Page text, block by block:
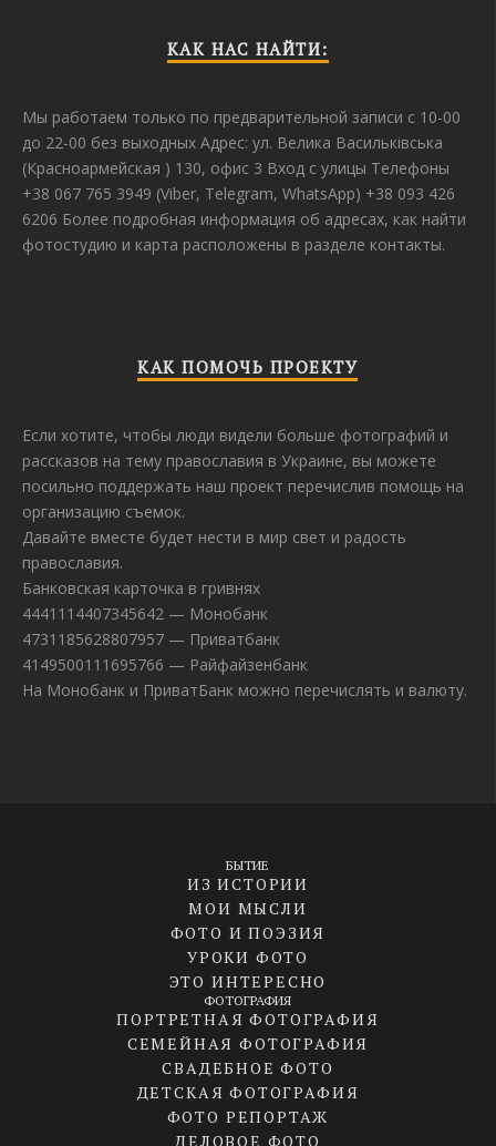
КАК НАС НАЙТИ:
Мы работаем только по предварительной записи с 10-00
до 22-00 без выходных Адрес: ул. Велика Васильківська
(Красноармейская ) 130, офис 3 Вход с улицы Телефоны
+38 067 765 3949 (Viber, Telegram, WhatsApp) +38 093 426
6206 Более подробная информация об адресах, как найти
фотостудию и карта расположены в разделе контакты.
КАК ПОМОЧЬ ПРОЕКТУ
Если хотите, чтобы люди видели больше фотографий и
рассказов на тему православия в Украине, вы можете
посильно поддержать наш проект перечислив помощь на
организацию съемок.
Давайте вместе будет нести в мир свет и радость
православия.
Банковская карточка в гривнях
4441114407345642 — Монобанк
4731185628807957 — Приватбанк
4149500111695766 — Райфайзенбанк
На Монобанк и ПриватБанк можно перечислять и валюту.
БЫТИЕ
ИЗ ИСТОРИИ
МОИ МЫСЛИ
ФОТО И ПОЭЗИЯ
УРОКИ ФОТО
ЭТО ИНТЕРЕСНО
ФОТОГРАФИЯ
ПОРТРЕТНАЯ ФОТОГРАФИЯ
СЕМЕЙНАЯ ФОТОГРАФИЯ
СВАДЕБНОЕ ФОТО
ДЕТСКАЯ ФОТОГРАФИЯ
ФОТО РЕПОРТАЖ
ДЕЛОВОЕ ФОТО